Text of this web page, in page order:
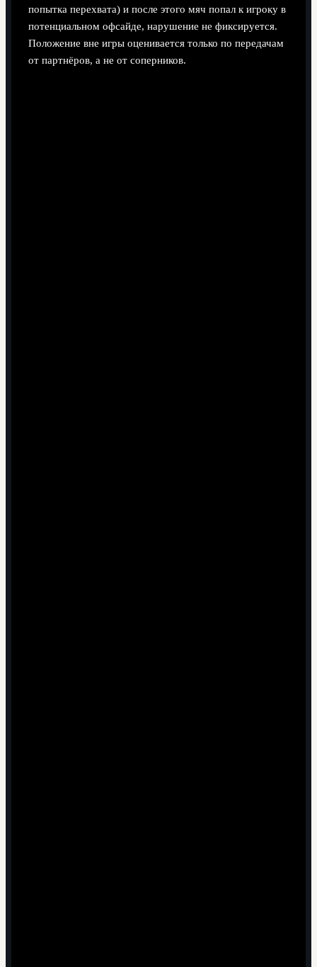
попытка перехвата) и после этого мяч попал к игроку в
потенциальном офсайде, нарушение не фиксируется.
Положение вне игры оценивается только по передачам
от партнёров, а не от соперников.